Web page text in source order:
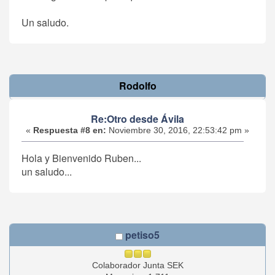
Un saludo.
Rodolfo
Re:Otro desde Ávila
« Respuesta #8 en: Noviembre 30, 2016, 22:53:42 pm »
Hola y Bienvenido Ruben...
un saludo...
petiso5
Colaborador Junta SEK